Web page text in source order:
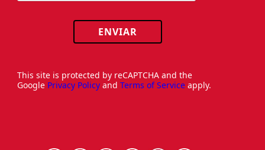
ENVIAR
This site is protected by reCAPTCHA and the
Google Privacy Policy and Terms of Service apply.